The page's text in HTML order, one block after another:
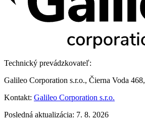
Technický prevádzkovateľ:
Galileo Corporation s.r.o., Čierna Voda
Kontakt: Galileo Corporation s.r.o.
Posledná aktualizácia: 7. 8. 2026